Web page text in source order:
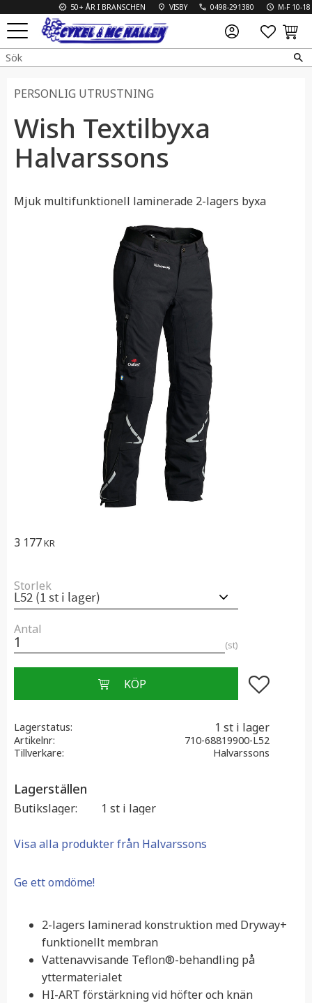
Meny
50+ ÅR I BRANSCHEN VISBY 0498-291380 M-F 10-18 L
PERSONLIG UTRUSTNING
Wish Textilbyxa
Halvarssons
Mjuk multifunktionell laminerade 2-lagers byxa
3 177KR
Storlek
Antal
st
Lägg till i
Lagerstatus 1 st i lager
Artikelnr
710-68819900-L52
Tillverkare
Halvarssons
Lagerställen
Butikslager 1 st i lager
Visa alla produkter från Halvarssons
Ge ett omdöme!
2-lagers laminerad konstruktion med Dryway+
funktionellt membran
Vattenavvisande Teflon®-behandling på
yttermaterialet
HI-ART förstärkning vid höfter och knän